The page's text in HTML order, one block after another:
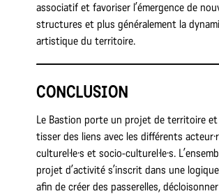
associatif et favoriser l’émergence de
structures et plus généralement la
artistique du territoire.
CONCLUSION
Le Bastion porte un projet de territoire et
tisser des liens avec les différents
culturel·le·s et socio-culturel·le·s.
projet d’activité s’inscrit dans une
afin de créer des passerelles,